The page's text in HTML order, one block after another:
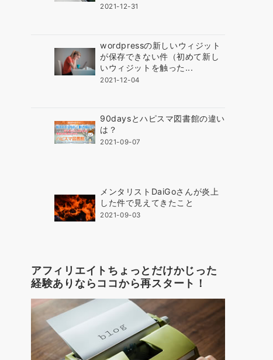
2021-12-31
wordpressの新しいウィジット
が保存できない件（初めて新し
いウィジットを触った...
2021-12-04
90daysとハピスマ図書館の違い
は？
2021-09-07
メンタリストDaiGoさんが炎上
した件で見えてきたこと
2021-09-03
アフィリエイトちょっとだけかじった
経験ありならココから再スタート！